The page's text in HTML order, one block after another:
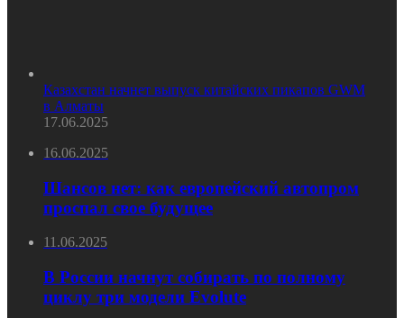
Казахстан начнет выпуск китайских пикапов GWM
в Алматы
17.06.2025
16.06.2025
Шансов нет: как европейский автопром
проспал свое будущее
11.06.2025
В России начнут собирать по полному
циклу три модели Evolute